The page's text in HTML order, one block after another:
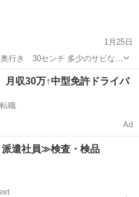
1月25日
チ 多少のサビなど
け早くとりにきてくれる方を優
がいします。
家具 用具
月収30万↑中型免許ドライバ
職
Ad
遣社員≫検査・検品